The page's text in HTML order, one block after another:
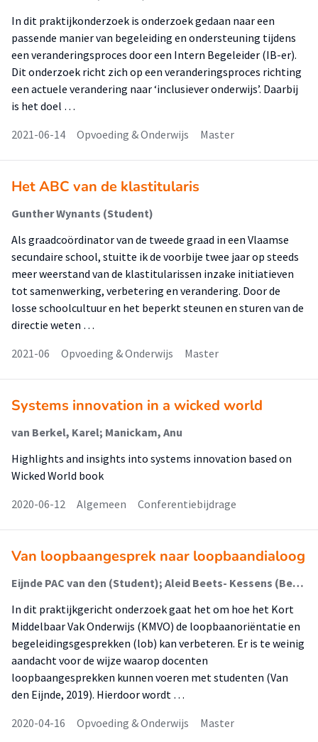
In dit praktijkonderzoek is onderzoek gedaan naar een
passende manier van begeleiding en ondersteuning tijdens
een veranderingsproces door een Intern Begeleider (IB-er).
Dit onderzoek richt zich op een veranderingsproces richting
een actuele verandering naar ‘inclusiever onderwijs’. Daarbij
is het doel …
2021-06-14
Opvoeding & Onderwijs Master
Het ABC van de klastitularis
Gunther Wynants (Student)
Als graadcoördinator van de tweede graad in een Vlaamse
secundaire school, stuitte ik de voorbije twee jaar op steeds
meer weerstand van de klastitularissen inzake initiatieven
tot samenwerking, verbetering en verandering. Door de
losse schoolcultuur en het beperkt steunen en sturen van de
directie weten …
2021-06
Opvoeding & Onderwijs Master
Systems innovation in a wicked world
van Berkel, Karel; Manickam, Anu
Highlights and insights into systems innovation based on
Wicked World book
2020-06-12
Algemeen Conferentiebijdrage
Van loopbaangesprek naar loopbaandialoog
Eijnde PAC van den (Student); Aleid Beets- Kessens (Begeleider)
In dit praktijkgericht onderzoek gaat het om hoe het Kort
Middelbaar Vak Onderwijs (KMVO) de loopbaanoriëntatie en
begeleidingsgesprekken (lob) kan verbeteren. Er is te weinig
aandacht voor de wijze waarop docenten
loopbaangesprekken kunnen voeren met studenten (Van
den Eijnde, 2019). Hierdoor wordt …
2020-04-16
Opvoeding & Onderwijs Master